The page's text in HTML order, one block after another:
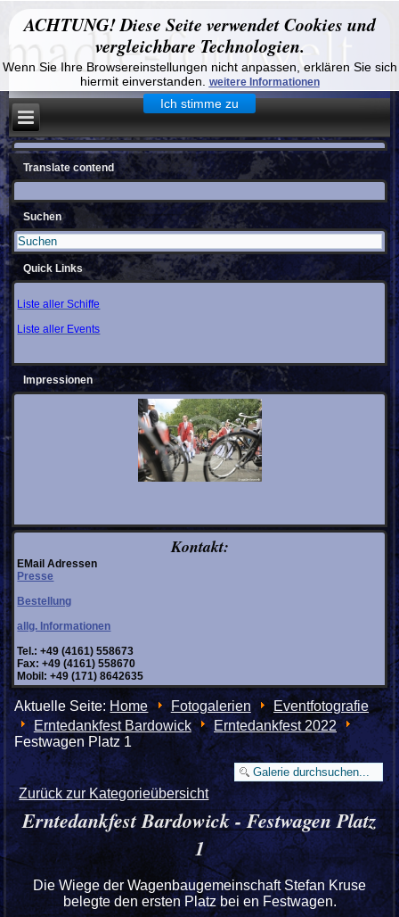
ACHTUNG! Diese Seite verwendet Cookies und
vergleichbare Technologien.
Wenn Sie Ihre Browsereinstellungen nicht anpassen, erklären Sie sich
hiermit einverstanden.
weitere Informationen
Ich stimme zu
Translate contend
Suchen
Quick Links
Liste aller Schiffe
Liste aller Events
Impressionen
Kontakt:
EMail Adressen
Presse
Bestellung
allg. Informationen
Tel.: +49 (4161) 558673
Fax: +49 (4161) 558670
Mobil: +49 (171) 8642635
Aktuelle Seite:Home Fotogalerien
Eventfotografie
Erntedankfest Bardowick
Erntedankfest 2022
Festwagen Platz 1
Zurück zur Kategorieübersicht
Erntedankfest Bardowick - Festwagen Platz
1
Die Wiege der Wagenbaugemeinschaft Stefan Kruse
belegte den ersten Platz bei en Festwagen.